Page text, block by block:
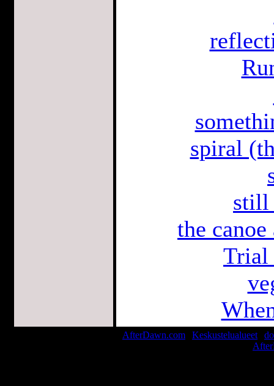
spiral
still
the
Trial
AfterDawn.com Keskustelualueet